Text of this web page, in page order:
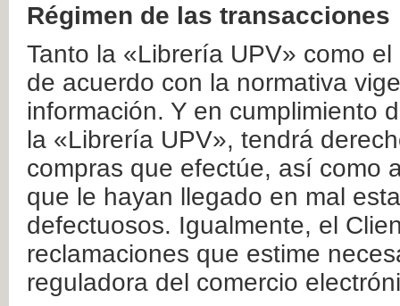
Régimen de las transacciones
Tanto la «Librería UPV» como
de acuerdo con la normativa
información. Y en cumplimiento
la «Librería UPV», tendrá
compras que efectúe, así como
que le hayan llegado en mal
defectuosos. Igualmente, el
reclamaciones que estime
reguladora del comercio